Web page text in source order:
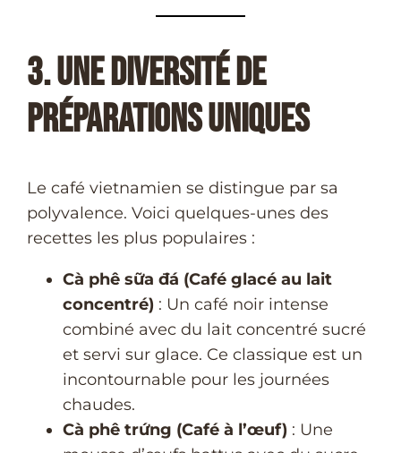
3. Une Diversité de
Préparations Uniques
Le café vietnamien se distingue par sa
polyvalence. Voici quelques-unes des
recettes les plus populaires :
Cà phê sữa đá (Café glacé au lait
concentré) : Un café noir intense
combiné avec du lait concentré sucré
et servi sur glace. Ce classique est un
incontournable pour les journées
chaudes.
Cà phê trứng (Café à l’œuf) : Une